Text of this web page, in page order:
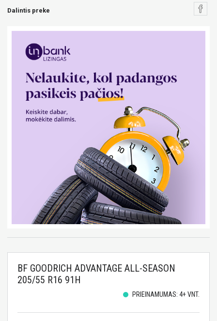
Dalintis preke
BF GOODRICH ADVANTAGE ALL-SEASON
205/55 R16 91H
PRIEINAMUMAS: 4+ VNT.